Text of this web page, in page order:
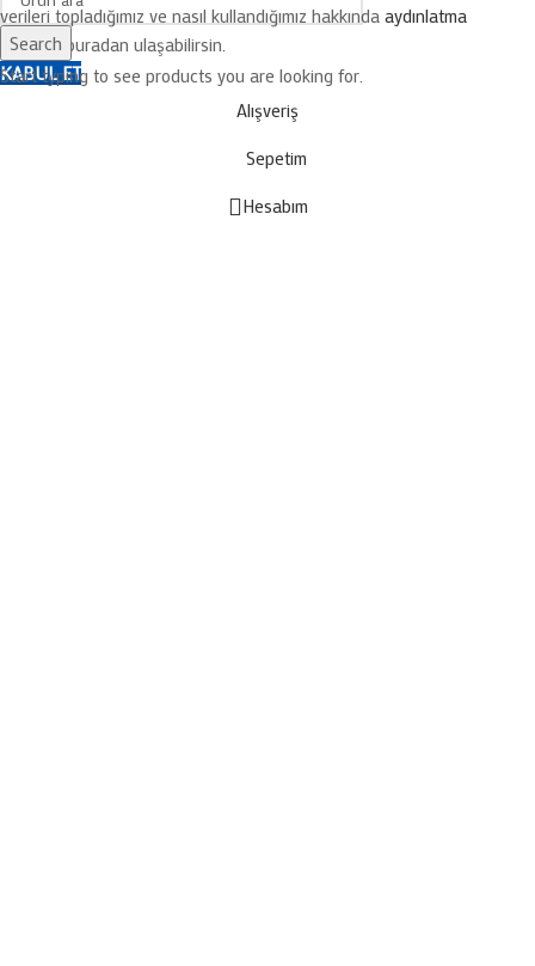
Search
Start typing to see products you are looking for.
verileri topladığımız ve nasıl kullandığımız hakkında aydınlatma
metnine buradan ulaşabilirsin.
KABUL ET
Alışveriş
Sepetim
Hesabım